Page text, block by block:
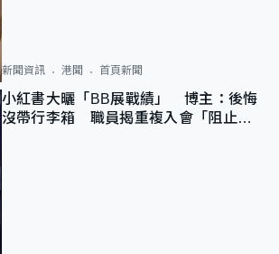
新聞資訊 港聞 首頁新聞
小紅書大曬「BB展戰績」 博主：後悔
沒帶行李箱 職員揭重複入會「阻止唔